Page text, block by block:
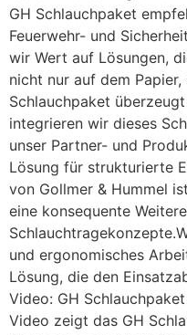
GH Schlauchpaket
Feuerwehr- und
wir Wert auf Lösungen,
nicht nur auf dem
Schlauchpaket
integrieren wir dieses
unser Partner- und
Lösung für strukturierte
von Gollmer & Hummel
eine konsequente
und ergonomisches
Lösung, die den
Video: GH
Video zeigt das GH